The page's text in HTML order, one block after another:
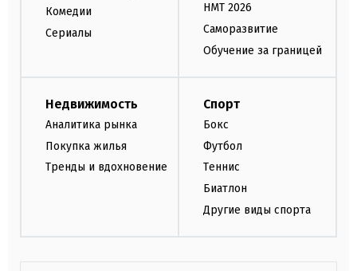
Комедии
Сериалы
НМТ 2026
Саморазвитие
Обучение за границей
Недвижимость
Аналитика рынка
Покупка жилья
Тренды и вдохновение
Спорт
Бокс
Футбол
Теннис
Биатлон
Другие виды спорта